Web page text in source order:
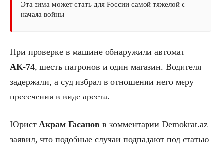
Эта зима может стать для России самой тяжелой с
начала войны
При проверке в машине обнаружили автомат
АК-74, шесть патронов и один магазин. Водителя
задержали, а суд избрал в отношении него меру
пресечения в виде ареста.
Юрист Акрам Гасанов в комментарии Demokrat.az
заявил, что подобные случаи подпадают под статью